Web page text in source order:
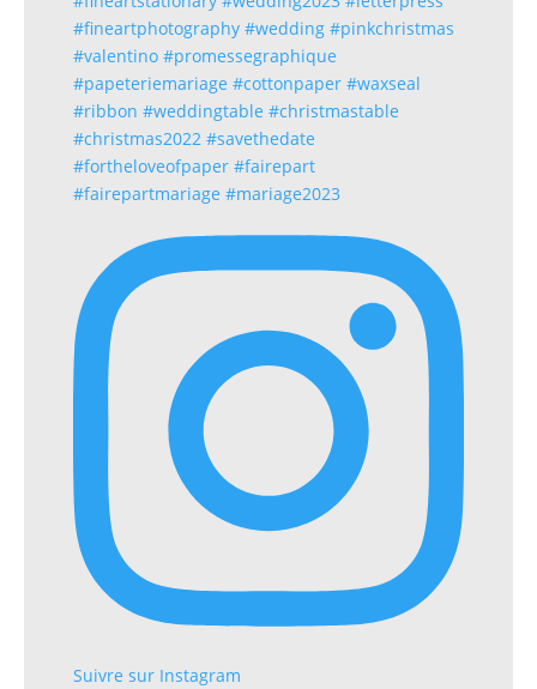
Suivre sur Instagram